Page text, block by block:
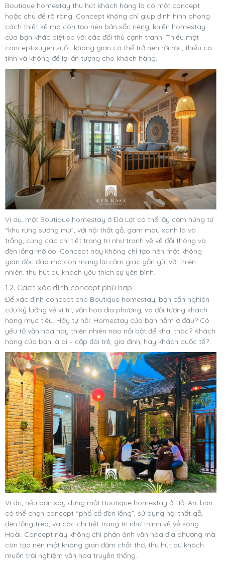
Boutique homestay thu hút khách hàng là có một concept
hoặc chủ đề rõ ràng. Concept không chỉ giúp định hình phong
cách thiết kế mà còn tạo nên bản sắc riêng, khiến homestay
của bạn khác biệt so với các đối thủ cạnh tranh. Thiếu một
concept xuyên suốt, không gian có thể trở nên rời rạc, thiếu cá
tính và không để lại ấn tượng cho khách hàng.
Ví dụ, một Boutique homestay ở Đà Lạt có thể lấy cảm hứng từ
“khu rừng sương mù”, với nội thất gỗ, gam màu xanh lá và
trắng, cùng các chi tiết trang trí như tranh vẽ về đồi thông và
đèn lồng mờ ảo. Concept này không chỉ tạo nên một không
gian độc đáo mà còn mang lại cảm giác gần gũi với thiên
nhiên, thu hút du khách yêu thích sự yên bình.
1.2. Cách xác định concept phù hợp
Để xác định concept cho Boutique homestay, bạn cần nghiên
cứu kỹ lưỡng về vị trí, văn hóa địa phương, và đối tượng khách
hàng mục tiêu. Hãy tự hỏi: Homestay của bạn nằm ở đâu? Có
yếu tố văn hóa hay thiên nhiên nào nổi bật để khai thác? Khách
hàng của bạn là ai – cặp đôi trẻ, gia đình, hay khách quốc tế?
Ví dụ, nếu bạn xây dựng một Boutique homestay ở Hội An, bạn
có thể chọn concept “phố cổ đèn lồng”, sử dụng nội thất gỗ,
đèn lồng treo, và các chi tiết trang trí như tranh vẽ về sông
Hoài. Concept này không chỉ phản ánh văn hóa địa phương mà
còn tạo nên một không gian đậm chất thơ, thu hút du khách
muốn trải nghiệm văn hóa truyền thống.